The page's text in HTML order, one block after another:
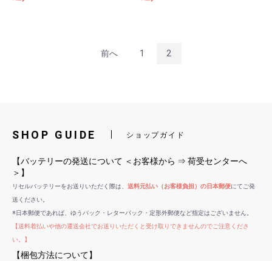
前へ 1 2
SHOP GUIDE ショップガイド
【バッテリーの発送について ＜お客様から ⇒ 荷受センターへ
＞】
リセルバッテリーをお送りいただく際は、 送料元払い（お客様負担）の日本郵便にてご発
送ください。
※日本郵便であれば、ゆうパック・レターパック・定形外郵便など指定はございません。
【送料着払いや他の運送会社でお送りいただくと受け取りできませんのでご注意くださ
い。】
【梱包方法について】